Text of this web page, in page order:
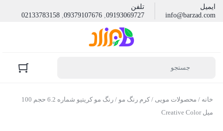
ایمیل
info@barzad.com
تلفن
09193069727
,
09379107676
,
02133783158
خانه / محصولات مویی / کرم رنگ مو
/ رنگ مو کریتیو شماره 6.2 حجم 100
میل Creative Color